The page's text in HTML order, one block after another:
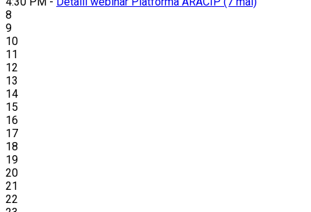
8
9
10
11
12
13
14
15
16
17
18
19
20
21
22